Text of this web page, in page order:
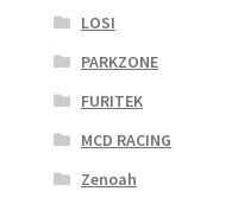
LOSI
PARKZONE
FURITEK
MCD RACING
Zenoah